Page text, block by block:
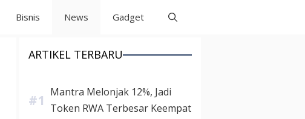
Bisnis News Gadget
ARTIKEL TERBARU
Mantra Melonjak 12%, Jadi
Token RWA Terbesar Keempat